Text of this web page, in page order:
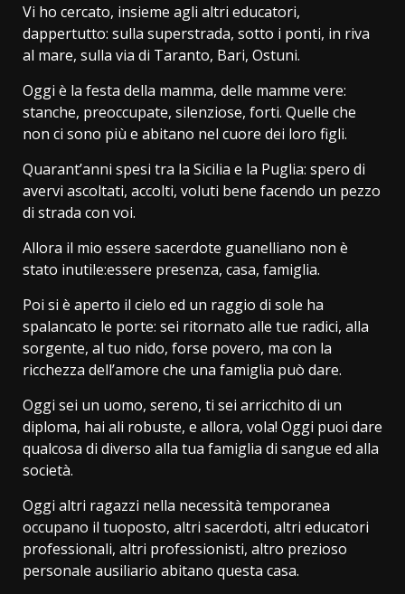
Vi ho cercato, insieme agli altri educatori,
dappertutto: sulla superstrada, sotto i ponti, in riva
al mare, sulla via di Taranto, Bari, Ostuni.
Oggi è la festa della mamma, delle mamme vere:
stanche, preoccupate, silenziose, forti. Quelle che
non ci sono più e abitano nel cuore dei loro figli.
Quarant’anni spesi tra la Sicilia e la Puglia: spero di
avervi ascoltati, accolti, voluti bene facendo un pezzo
di strada con voi.
Allora il mio essere sacerdote guanelliano non è
stato inutile:essere presenza, casa, famiglia.
Poi si è aperto il cielo ed un raggio di sole ha
spalancato le porte: sei ritornato alle tue radici, alla
sorgente, al tuo nido, forse povero, ma con la
ricchezza dell’amore che una famiglia può dare.
Oggi sei un uomo, sereno, ti sei arricchito di un
diploma, hai ali robuste, e allora, vola! Oggi puoi dare
qualcosa di diverso alla tua famiglia di sangue ed alla
società.
Oggi altri ragazzi nella necessità temporanea
occupano il tuoposto, altri sacerdoti, altri educatori
professionali, altri professionisti, altro prezioso
personale ausiliario abitano questa casa.